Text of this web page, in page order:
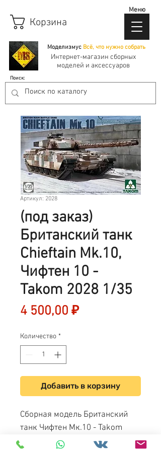
Моделизмус Всё, что нужно собрать
Корзина
Интернет-магазин сборных
моделей и аксессуаров
Поиск:
Меню
Артикул: 2028
(под заказ)
Британский танк
Chieftain Mk.10,
Чифтен 10 -
Takom 2028 1/35
4 500,00 ₽Цена
Количество *
Добавить в корзину
Сборная модель Британский
танк Чифтен Мк.10 - Takom
2028 1/35 / British Main Battle